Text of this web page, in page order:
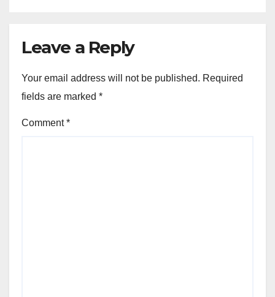
Leave a Reply
Your email address will not be published. Required
fields are marked *
Comment*